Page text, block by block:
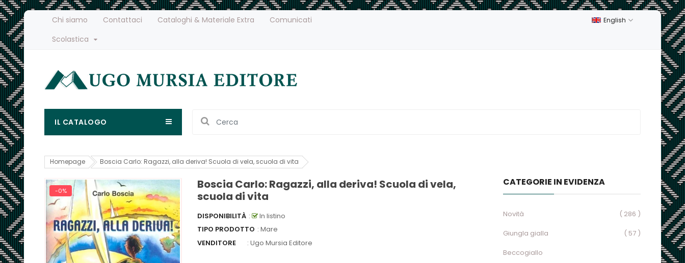
Chi siamo Contattaci Cataloghi & Materiale Extra
Comunicati
Scolastica
English
IL CATALOGO
Homepage Boscia Carlo: Ragazzi, alla deriva! Scuola di vela, scuola di vita
-0%
Boscia Carlo: Ragazzi, alla deriva! Scuola di vela,
scuola di vita
DISPONIBILITÀ :
In listino
TIPO PRODOTTO : Mare
VENDITORE
: Ugo Mursia Editore
CATEGORIE IN EVIDENZA
Novità
( 286 )
Giungla gialla
( 57 )
Beccogiallo